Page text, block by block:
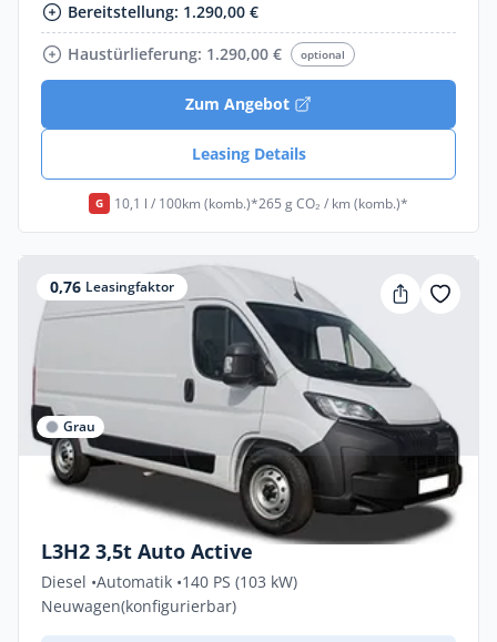
Bereitstellung: 1.290,00 €
Haustürlieferung: 1.290,00 €
optional
Zum Angebot
Leasing Details
G 10,1 l / 100km (komb.)*265 g CO₂ / km (komb.)*
0,76 Leasingfaktor
Grau
Privat & Gewerbe
Peugeot Boxer ACTIVE 2.2 Diesel 103kW
L3H2 3,5t Auto Active
Diesel •Automatik •140 PS (103 kW)
Neuwagen(konfigurierbar)